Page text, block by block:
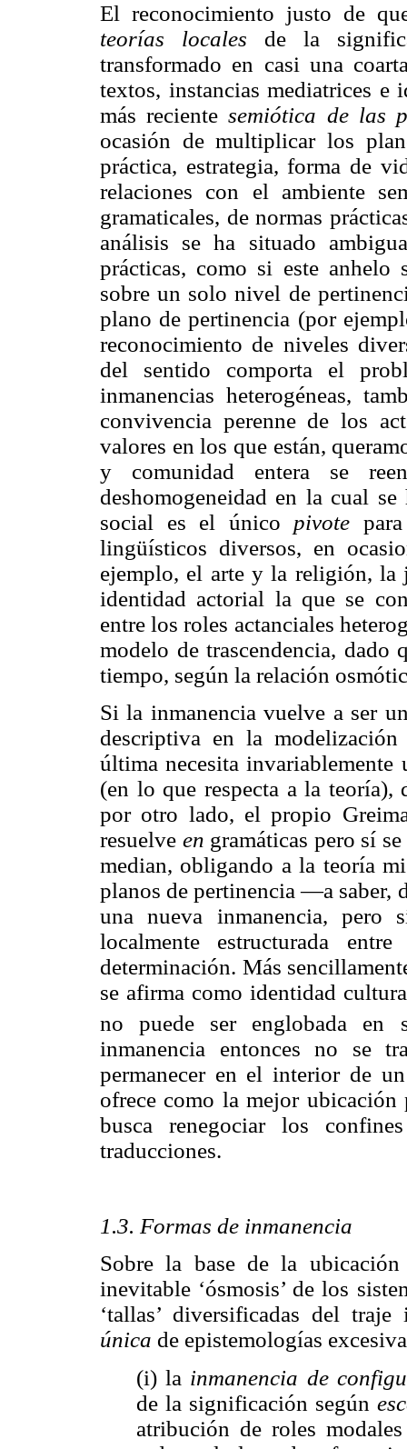
El reconocimiento justo de
teorías
locales de la
transformado en casi una
textos, instancias mediatrices e
más recientesemiótica de las
ocasión de multiplicar los
práctica, estrategia, forma de
relaciones con el ambiente
gramaticales, de normas
análisis se ha situado
prácticas, como si este anhelo
sobre un solo nivel de
plano de pertinencia (por
reconocimiento de niveles
del sentido comporta el
inmanencias heterogéneas,
convivencia perenne de los
valores en los que están,
y comunidad entera se
deshomogeneidad en la cual
social es el único pivote
lingüísticos diversos, en
ejemplo, el arte y la religión,
identidad actorial la que se
entre los roles actanciales
modelo de trascendencia, dado
tiempo, según la relación
Si la inmanencia vuelve a ser
descriptiva en la
última necesita
(en lo que respecta a la teoría),
por otro lado, el propio
resuelve en gramáticas pero sí
median, obligando a la teoría
planos de pertinencia —a saber,
una nueva inmanencia, pero
localmente estructurada
determinación. Más
se afirma como identidad
no puede ser englobada en
inmanencia entonces no se
permanecer en el interior de
ofrece como la mejor ubicación
busca renegociar los
traducciones.
1.3. Formas de inmanencia
Sobre la base de la
inevitable ‘ósmosis’ de los
‘tallas’ diversificadas del
única de epistemologías
(i) la inmanencia de
de la significación según
atribución de roles